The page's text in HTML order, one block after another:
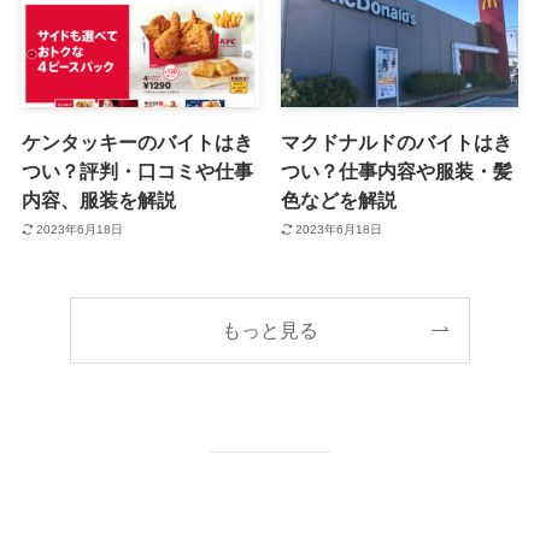
ケンタッキーのバイトはき
つい？評判・口コミや仕事
内容、服装を解説
2023年6月18日
マクドナルドのバイトはき
つい？仕事内容や服装・髪
色などを解説
2023年6月18日
もっと見る